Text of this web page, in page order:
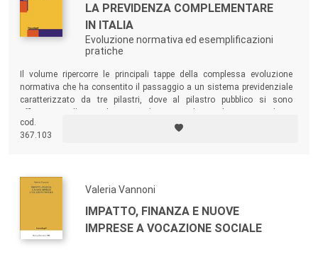
LA PREVIDENZA COMPLEMENTARE
IN ITALIA
Evoluzione normativa ed esemplificazioni
pratiche
Il volume ripercorre le principali tappe della complessa evoluzione
normativa che ha consentito il passaggio a un sistema previdenziale
caratterizzato da tre pilastri, dove al pilastro pubblico si sono
e aperti) e quello integrativo (espressione di una scelta di risparmio
individuale a fini pensionistici attraverso i PIP).
cod.
367.103
Valeria Vannoni
IMPATTO, FINANZA E NUOVE
IMPRESE A VOCAZIONE SOCIALE